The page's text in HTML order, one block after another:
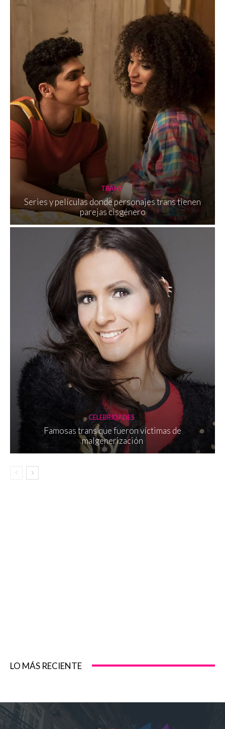
TRANS
Series y películas donde personajes trans tienen
parejas cisgénero
CELEBRIDADES
Famosas trans que fueron víctimas de
malgenerización
LO MÁS RECIENTE